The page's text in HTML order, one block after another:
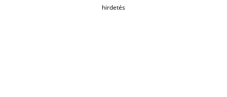
hirdetés